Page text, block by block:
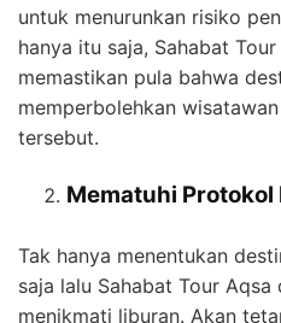
untuk menurunkan risiko
hanya itu saja, Sahabat
memastikan pula bahwa
memperbolehkan
tersebut.
Mematuhi Protokol
Tak hanya menentukan
saja lalu Sahabat Tour
menikmati liburan. Akan